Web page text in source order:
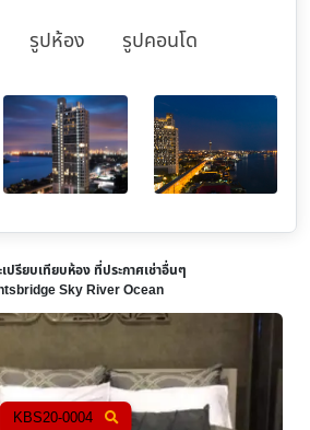
รูปห้อง รูปคอนโด
ปรียบเทียบห้อง ที่ประกาศเช่าอื่นๆ
Sky River Ocean
KBS20-0004